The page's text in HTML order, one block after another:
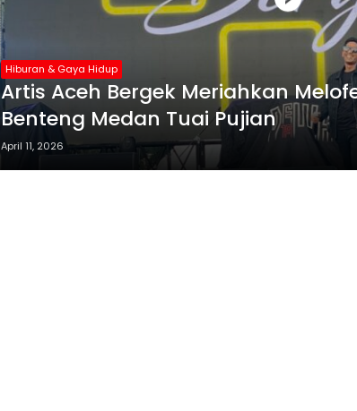
Hiburan & Gaya Hidup
Artis Aceh Bergek Meriahkan
Benteng Medan Tuai Pujian
April 11, 2026